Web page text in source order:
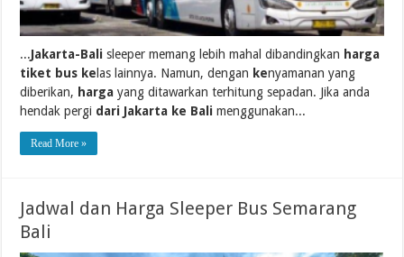
...Jakarta-Bali sleeper memang lebih mahal dibandingkan harga
tiket bus ke las lainnya. Namun, dengan kenyamanan yang
diberikan, harga yang ditawarkan terhitung sepadan. Jika anda
hendak pergi dari Jakarta ke Bali menggunakan...
Read More »
Jadwal dan Harga Sleeper Bus Semarang
Bali